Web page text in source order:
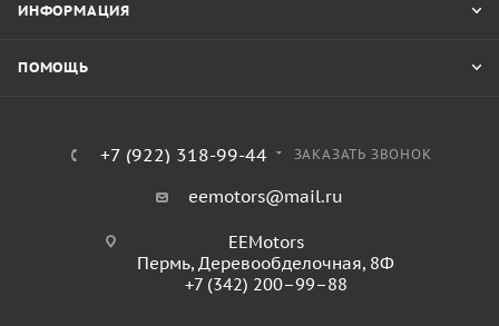
ИНФОРМАЦИЯ
ПОМОЩЬ
+7 (922) 318-99-44 ЗАКАЗАТЬ ЗВОНОК
eemotors@mail.ru
EEMotors
Пермь, Деревообделочная, 8Ф
+7 (342) 200–99–88